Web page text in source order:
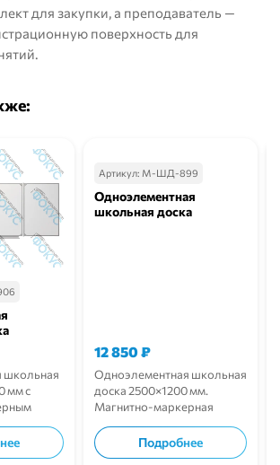
для закупки, а преподаватель —
поверхность для
школьная
мм с
Артикул: М-ШД-899
Одноэлементная
школьная доска
12 850₽
Одноэлементная школьная
доска 2500×1200 мм.
Магнитно-маркерная
профиль.Подробнее